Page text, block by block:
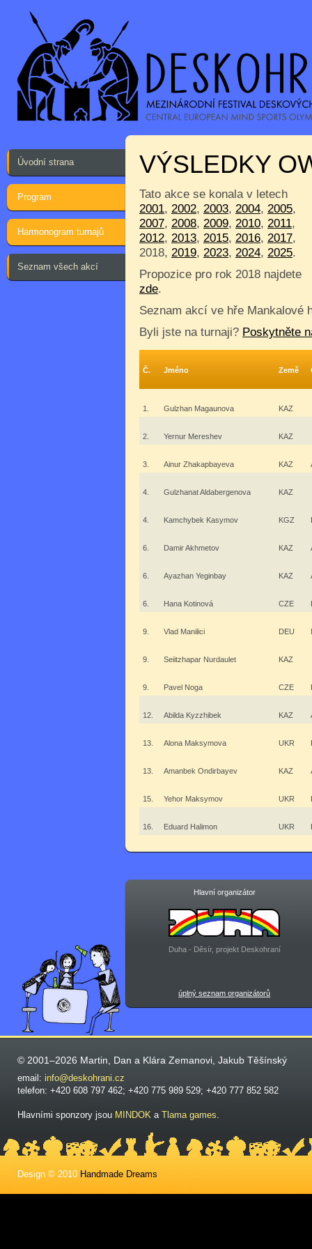
Úvodní strana
Program
Harmonogram turnajů
Seznam všech akcí
VÝSLEDKY
Tato akce se konala v letech
2001, 2002, 2003, 2004, 2005,
2007, 2008, 2009, 2010, 2011,
2012, 2013, 2015, 2016, 2017,
2018, 2019, 2023, 2024, 2025.
Propozice pro rok 2018 najdete
zde.
Seznam akcí ve hře Mankalové
Byli jste na turnaji? Poskytněte
Č. Jméno Země
1. Gulzhan Magaunova KAZ
2. Yernur Mereshev KAZ
3. Ainur Zhakapbayeva KAZ
4. Gulzhanat Aldabergenova KAZ
4. Kamchybek Kasymov KGZ
6. Damir Akhmetov KAZ
6. Ayazhan Yeginbay KAZ
6. Hana Kotinová CZE
9. Vlad Manilici DEU
9. Seiitzhapar Nurdaulet KAZ
9. Pavel Noga CZE
12. Abilda Kyzzhibek KAZ
13. Alona Maksymova UKR
13. Amanbek Ondirbayev KAZ
15. Yehor Maksymov UKR
16. Eduard Halimon UKR
Hlavní organizátor
Duha - Děsír, projekt Deskohraní
úplný seznam organizátorů
© 2001–2026 Martin, Dan a Klára Zemanovi, Jakub Těšínský
email: info@deskohrani.cz
telefon: +420 608 797 462; +420 775 989 529; +420 777 852 582
Hlavními sponzory jsou MINDOK a Tlama games.
Design © 2010 Handmade Dreams